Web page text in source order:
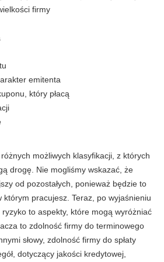
firmy
emitenta
który płacą
możliwych klasyfikacji, z których
drogę. Nie mogliśmy wskazać, że
od pozostałych, ponieważ będzie to
którym pracujesz. Teraz, po wyjaśnieniu
to aspekty, które mogą wyróżniać
to zdolność firmy do terminowego
słowy, zdolność firmy do spłaty
dotyczący jakości kredytowej,